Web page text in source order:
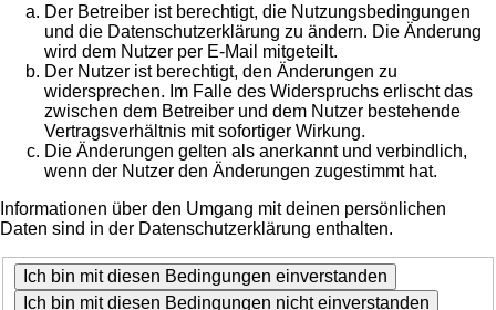
Der Betreiber ist berechtigt, die Nutzungsbedingungen
und die Datenschutzerklärung zu ändern. Die Änderung
wird dem Nutzer per E-Mail mitgeteilt.
Der Nutzer ist berechtigt, den Änderungen zu
widersprechen. Im Falle des Widerspruchs erlischt das
zwischen dem Betreiber und dem Nutzer bestehende
Vertragsverhältnis mit sofortiger Wirkung.
Die Änderungen gelten als anerkannt und verbindlich,
wenn der Nutzer den Änderungen zugestimmt hat.
Informationen über den Umgang mit deinen persönlichen
Daten sind in der Datenschutzerklärung enthalten.